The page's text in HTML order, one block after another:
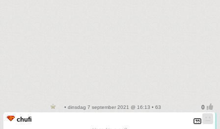
• dinsdag 7 september 2021 @ 16:13 • 63
chufi